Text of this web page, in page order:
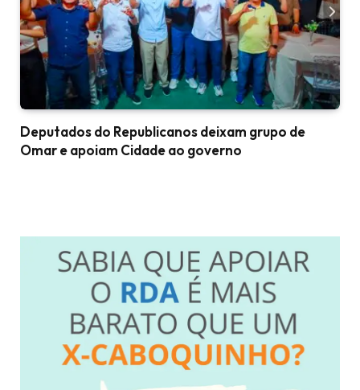
Deputados do Republicanos deixam grupo de
Omar e apoiam Cidade ao governo